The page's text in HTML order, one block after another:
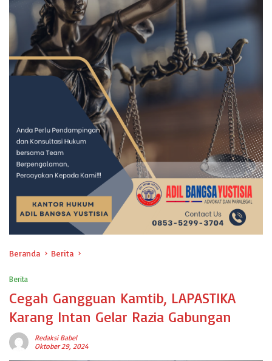
Beranda Berita
Berita
Cegah Gangguan Kamtib, LAPASTIKA
Karang Intan Gelar Razia Gabungan
Redaksi Babel
Oktober 29, 2024